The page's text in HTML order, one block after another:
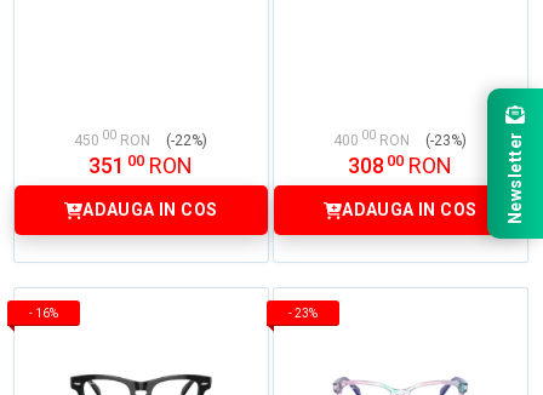
450 00 RON (-22%)
351 00 RON
ADAUGA IN COS
400 00 RON (-23%)
308 00 RON
ADAUGA IN COS
- 16% - 23%
Newsletter